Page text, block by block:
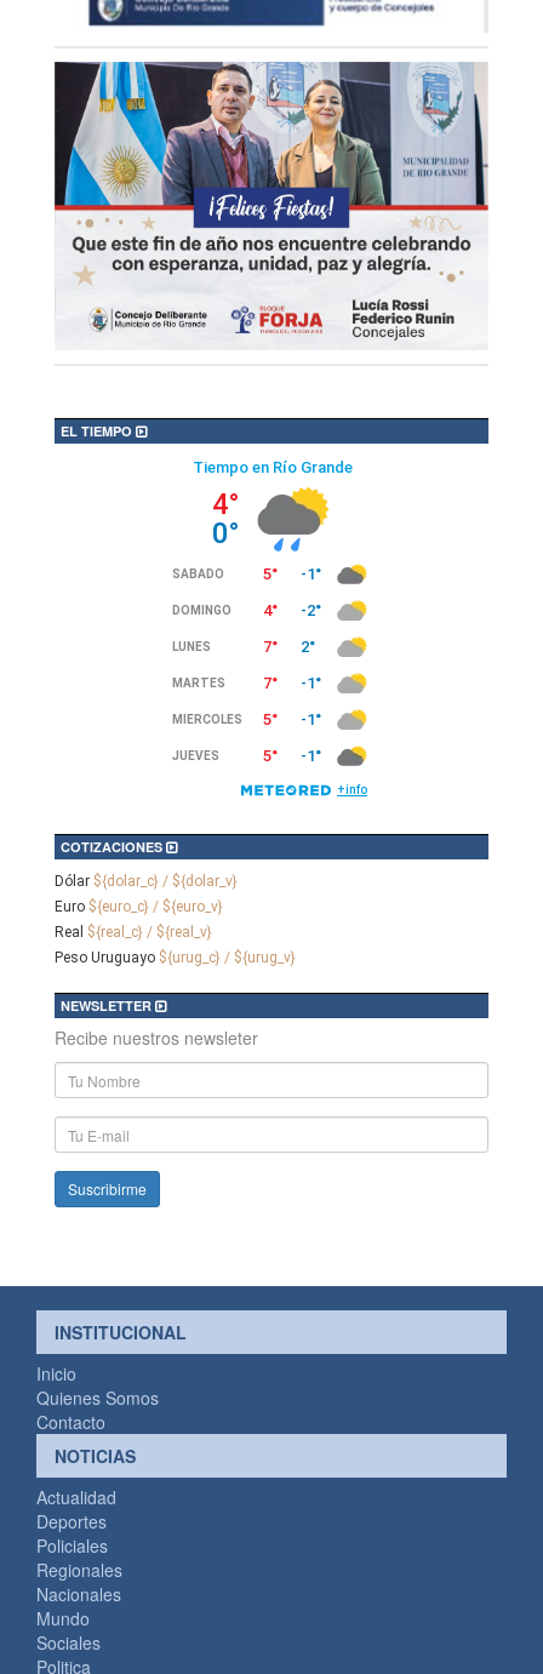
EL TIEMPO
COTIZACIONES
Dólar ${dolar_c} / ${dolar_v}
Euro ${euro_c} / ${euro_v}
Real ${real_c} / ${real_v}
Peso Uruguayo ${urug_c} / ${urug_v}
NEWSLETTER
Recibe nuestros newsleter
Nombre
y
Apellido
E-
mail
INSTITUCIONAL
Inicio
Quienes Somos
Contacto
NOTICIAS
Actualidad
Deportes
Policiales
Regionales
Nacionales
Mundo
Sociales
Politica